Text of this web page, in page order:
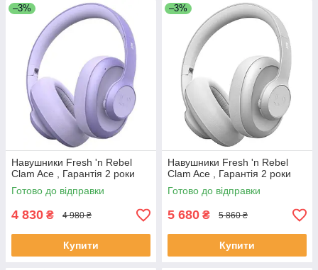
–3%
Навушники Fresh 'n Rebel
Clam Ace , Гарантія 2 роки
Готово до відправки
4 830 ₴ 4 980 ₴
Купити
–3%
Навушники Fresh 'n Rebel
Clam Ace , Гарантія 2 роки
Готово до відправки
5 680 ₴ 5 860 ₴
Купити